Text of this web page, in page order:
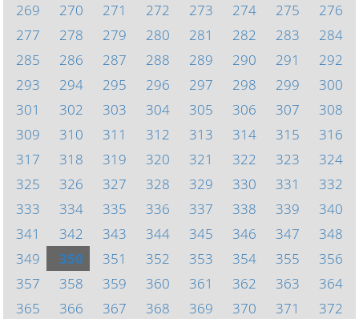
269
270 271 272 273 274 275
276
277
278 279 280 281 282 283
284
285
286 287 288 289 290 291
292
293
294 295 296 297 298 299
300
301
302 303 304 305 306 307
308
309
310 311 312 313 314 315
316
317
318 319 320 321 322 323
324
325
326 327 328 329 330 331
332
333
334 335 336 337 338 339
340
341
342 343 344 345 346 347
348
349
350 351 352 353 354 355
356
357
358 359 360 361 362 363
364
365
366 367 368 369 370 371 372